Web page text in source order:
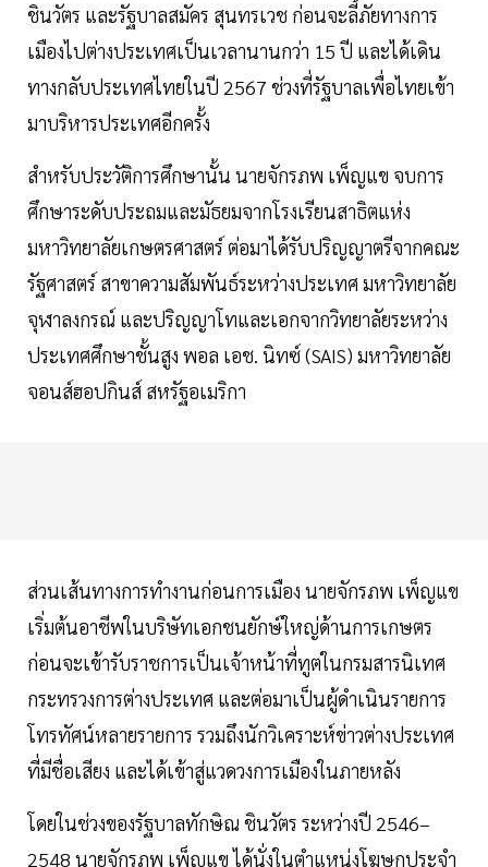
ชินวัตร และรัฐบาลสมัคร สุนทรเวช ก่อนจะลี้ภัยทางการ
เมืองไปต่างประเทศเป็นเวลานานกว่า 15 ปี และได้เดิน
ทางกลับประเทศไทยในปี 2567 ช่วงที่รัฐบาลเพื่อไทยเข้า
มาบริหารประเทศอีกครั้ง
สำหรับประวัติการศึกษานั้น นายจักรภพ เพ็ญแข จบการ
ศึกษาระดับประถมและมัธยมจากโรงเรียนสาธิตแห่ง
มหาวิทยาลัยเกษตรศาสตร์ ต่อมาได้รับปริญญาตรีจากคณะ
รัฐศาสตร์ สาขาความสัมพันธ์ระหว่างประเทศ มหาวิทยาลัย
จุฬาลงกรณ์ และปริญญาโทและเอกจากวิทยาลัยระหว่าง
ประเทศศึกษาชั้นสูง พอล เอช. นิทซ์ (SAIS) มหาวิทยาลัย
จอนส์ฮอปกินส์ สหรัฐอเมริกา
ส่วนเส้นทางการทำงานก่อนการเมือง นายจักรภพ เพ็ญแข
เริ่มต้นอาชีพในบริษัทเอกชนยักษ์ใหญ่ด้านการเกษตร
ก่อนจะเข้ารับราชการเป็นเจ้าหน้าที่ทูตในกรมสารนิเทศ
กระทรวงการต่างประเทศ และต่อมาเป็นผู้ดำเนินรายการ
โทรทัศน์หลายรายการ รวมถึงนักวิเคราะห์ข่าวต่างประเทศ
ที่มีชื่อเสียง และได้เข้าสู่แวดวงการเมืองในภายหลัง
โดยในช่วงของรัฐบาลทักษิณ ชินวัตร ระหว่างปี 2546–
2548 นายจักรภพ เพ็ญแข ได้นั่งในตำแหน่งโฆษกประจำ